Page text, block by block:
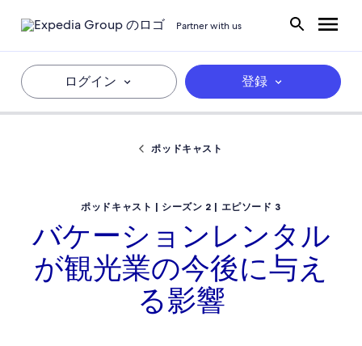
Partner with us
ログイン 登録
ポッドキャスト
ポッドキャスト | シーズン 2 | エピソード 3
バケーションレンタル
が観光業の今後に与え
る影響